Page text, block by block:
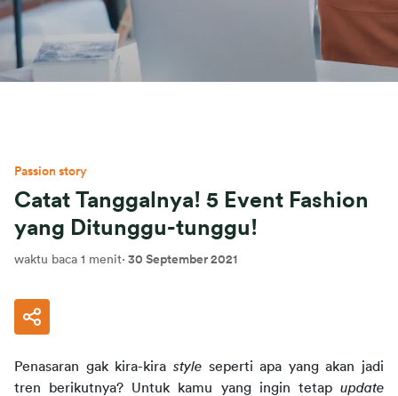
Passion story
Catat Tanggalnya! 5 Event Fashion
yang Ditunggu-tunggu!
waktu baca 1 menit· 30 September 2021
Penasaran gak kira-kira style seperti apa yang akan jadi
tren berikutnya? Untuk kamu yang ingin tetap update